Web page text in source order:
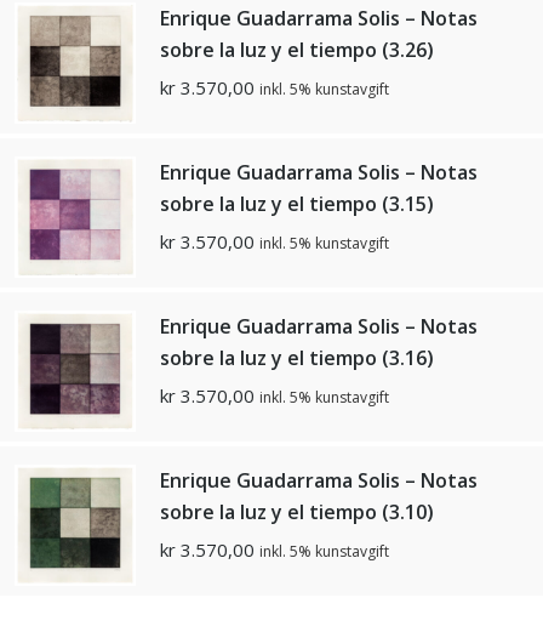
Enrique Guadarrama Solis – Notas
sobre la luz y el tiempo (3.26)
kr 3.570,00 inkl. 5% kunstavgift
Enrique Guadarrama Solis – Notas
sobre la luz y el tiempo (3.15)
kr 3.570,00 inkl. 5% kunstavgift
Enrique Guadarrama Solis – Notas
sobre la luz y el tiempo (3.16)
kr 3.570,00 inkl. 5% kunstavgift
Enrique Guadarrama Solis – Notas
sobre la luz y el tiempo (3.10)
kr 3.570,00 inkl. 5% kunstavgift